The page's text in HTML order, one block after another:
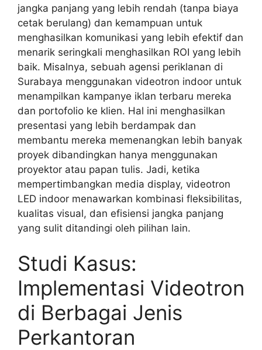
jangka panjang yang lebih rendah (tanpa biaya
cetak berulang) dan kemampuan untuk
menghasilkan komunikasi yang lebih efektif dan
menarik seringkali menghasilkan ROI yang lebih
baik. Misalnya, sebuah agensi periklanan di
Surabaya menggunakan videotron indoor untuk
menampilkan kampanye iklan terbaru mereka
dan portofolio ke klien. Hal ini menghasilkan
presentasi yang lebih berdampak dan
membantu mereka memenangkan lebih banyak
proyek dibandingkan hanya menggunakan
proyektor atau papan tulis. Jadi, ketika
mempertimbangkan media display, videotron
LED indoor menawarkan kombinasi fleksibilitas,
kualitas visual, dan efisiensi jangka panjang
yang sulit ditandingi oleh pilihan lain.
Studi Kasus:
Implementasi Videotron
di Berbagai Jenis
Perkantoran